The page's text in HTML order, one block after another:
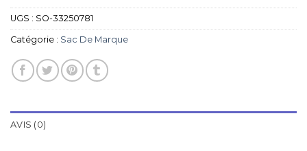
UGS : SO-33250781
Catégorie : Sac De Marque
AVIS (0)